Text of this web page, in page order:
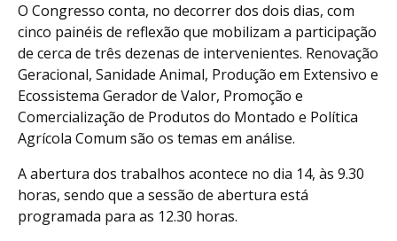
O Congresso conta, no decorrer dos dois dias, com
cinco painéis de reflexão que mobilizam a participação
de cerca de três dezenas de intervenientes. Renovação
Geracional, Sanidade Animal, Produção em Extensivo e
Ecossistema Gerador de Valor, Promoção e
Comercialização de Produtos do Montado e Política
Agrícola Comum são os temas em análise.
A abertura dos trabalhos acontece no dia 14, às 9.30
horas, sendo que a sessão de abertura está
programada para as 12.30 horas.